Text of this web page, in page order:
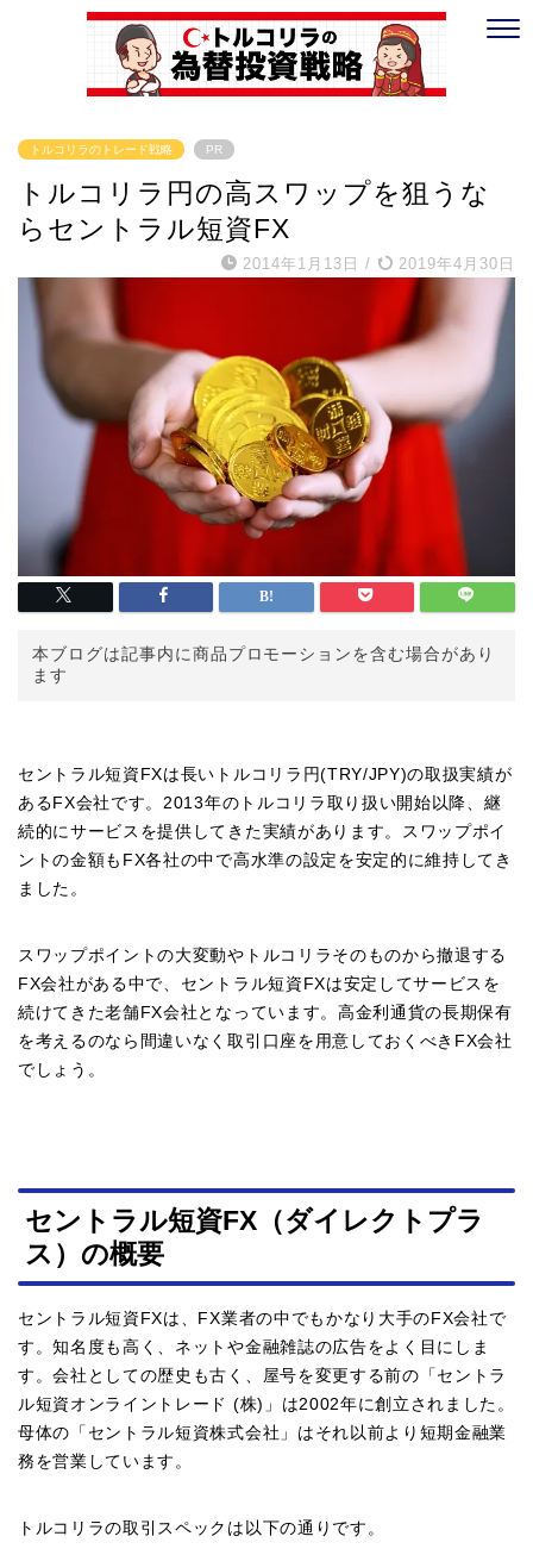
トルコリラのトレード戦略 PR
トルコリラ円の高スワップを狙うな
らセントラル短資FX
2014年1月13日 / 2019年4月30日
本ブログは記事内に商品プロモーションを含む場合があり
ます
セントラル短資FXは長いトルコリラ円(TRY/JPY)の取扱実績が
あるFX会社です。2013年のトルコリラ取り扱い開始以降、継
続的にサービスを提供してきた実績があります。スワップポイ
ントの金額もFX各社の中で高水準の設定を安定的に維持してき
ました。
スワップポイントの大変動やトルコリラそのものから撤退する
FX会社がある中で、セントラル短資FXは安定してサービスを
続けてきた老舗FX会社となっています。高金利通貨の長期保有
を考えるのなら間違いなく取引口座を用意しておくべきFX会社
でしょう。
セントラル短資FX（ダイレクトプラ
ス）の概要
セントラル短資FXは、FX業者の中でもかなり大手のFX会社で
す。知名度も高く、ネットや金融雑誌の広告をよく目にしま
す。会社としての歴史も古く、屋号を変更する前の「セントラ
ル短資オンライントレード (株)」は2002年に創立されました。
母体の「セントラル短資株式会社」はそれ以前より短期金融業
務を営業しています。
トルコリラの取引スペックは以下の通りです。